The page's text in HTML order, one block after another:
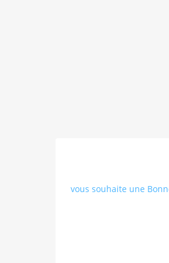
vous souhaite une